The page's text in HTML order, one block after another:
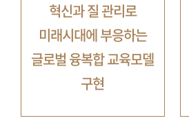
혁신과 질 관리로
미래시대에 부응하는
글로벌 융복합 교육모델
구현